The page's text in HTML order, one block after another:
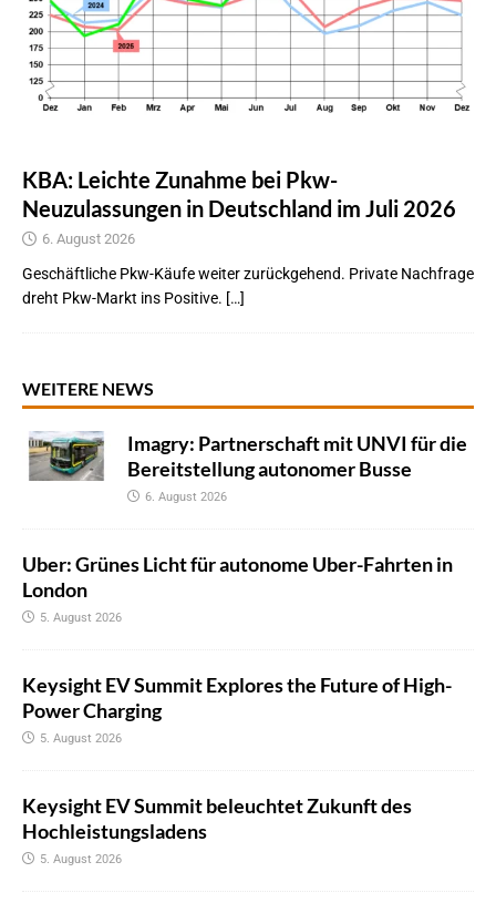
KBA: Leichte Zunahme bei Pkw-
Neuzulassungen in Deutschland im Juli 2026
6. August 2026
Geschäftliche Pkw-Käufe weiter zurückgehend. Private Nachfrage
dreht Pkw-Markt ins Positive. […]
WEITERE NEWS
Imagry: Partnerschaft mit UNVI für die
Bereitstellung autonomer Busse
6. August 2026
Uber: Grünes Licht für autonome Uber-Fahrten in
London
5. August 2026
Keysight EV Summit Explores the Future of High-
Power Charging
5. August 2026
Keysight EV Summit beleuchtet Zukunft des
Hochleistungsladens
5. August 2026